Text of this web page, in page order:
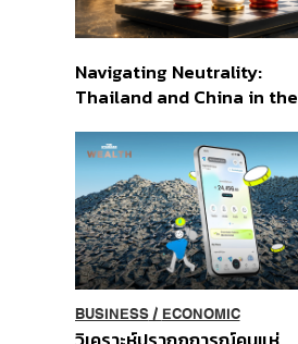
Navigating Neutrality:
Thailand and China in the
Order
BUSINESS/ ECONOMIC